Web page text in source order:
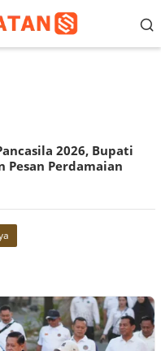
2026, Bupati
Pesan Perdamaian